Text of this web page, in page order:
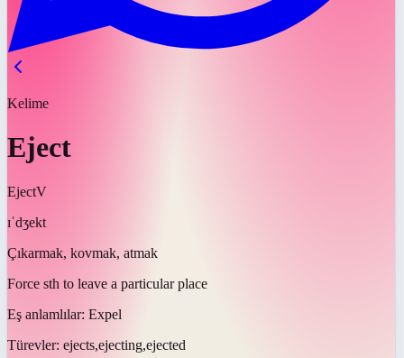
Kelime
Eject
EjectV
ɪˈdʒekt
Çıkarmak, kovmak, atmak
Force sth to leave a particular place
Eş anlamlılar: Expel
Türevler: ejects,ejecting,ejected